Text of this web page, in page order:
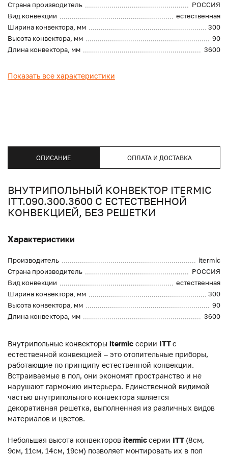
Страна производитель
РОССИЯ
Вид конвекции
естественная
Ширина конвектора, мм
300
Высота конвектора, мм
90
Длина конвектора, мм
3600
Показать все характеристики
ОПИСАНИЕ ОПЛАТА И ДОСТАВКА
ВНУТРИПОЛЬНЫЙ КОНВЕКТОР ITERMIC
ITT.090.300.3600 С ЕСТЕСТВЕННОЙ
КОНВЕКЦИЕЙ, БЕЗ РЕШЕТКИ
Характеристики
Производитель
itermic
Страна производитель
РОССИЯ
Вид конвекции
естественная
Ширина конвектора, мм
300
Высота конвектора, мм
90
Длина конвектора, мм
3600
Внутрипольные конвекторы itermic серии ITTс
естественной конвекцией – это отопительные приборы,
работающие по принципу естественной конвекции.
Встраиваемые в пол, они экономят пространство и не
нарушают гармонию интерьера. Единственной видимой
частью внутрипольного конвектора является
декоративная решетка, выполненная из различных видов
материалов и цветов.
Небольшая высота конвекторов itermicсерии ITT (8см,
9см, 11см, 14см, 19см) позволяет монтировать их в пол